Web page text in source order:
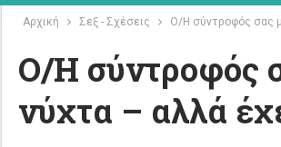
Αρχική Σεξ - Σχέσεις Ο/Η σύντροφός σας
Ο/Η σύντροφός
νύχτα – αλλά